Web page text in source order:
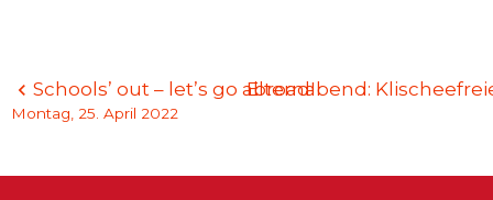
Beitragsnavigation
Schools’ out – let’s go abroad!
Montag, 25. April 2022
Elternabend: